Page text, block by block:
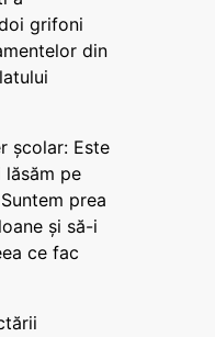
grifoni
din
școlar: Este
pe
prea
și să-i
ce fac